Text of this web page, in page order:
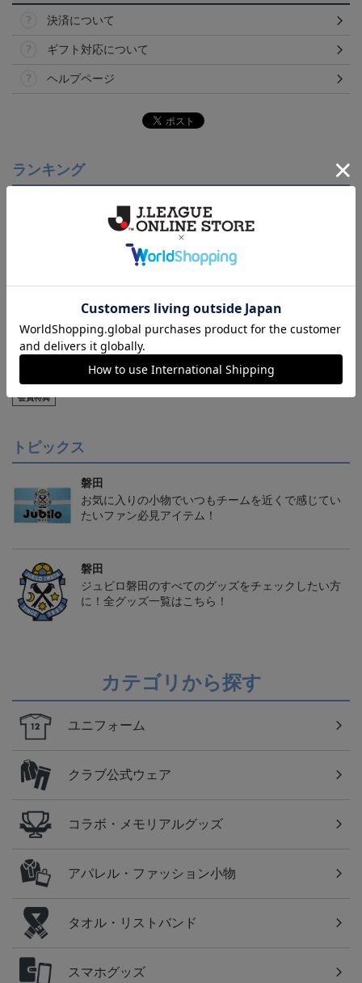
決済について
ギフト対応について
ヘルプページ
ランキング
【S～4XL】2026/27ユニ
フォーム オーセンティッ
21,450円～25,950円
会員特典
ジュビロ磐田 チルタリ
ス タオルマフラー
ジュビロ磐田 ピカチュ
ウ タオルマフラー
2,500円
トピックス
磐田
お気に入りの小物でいつもチームを近くで感じてい
たいファン必見アイテム！
磐田
ジュビロ磐田のすべてのグッズをチェックしたい方
に！全グッズ一覧はこちら！
カテゴリから探す
ユニフォーム
クラブ公式ウェア
コラボ・メモリアルグッズ
アパレル・ファッション小物
タオル・リストバンド
スマホグッズ